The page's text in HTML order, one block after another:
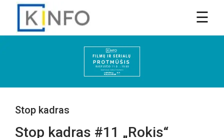
Stop kadras
Stop kadras #11 „Rokis“